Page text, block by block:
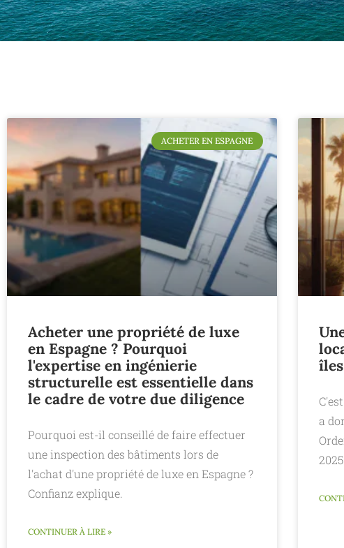
ACHETER EN ESPAGNE
Acheter une propriété de luxe
en Espagne ? Pourquoi
l'expertise en ingénierie
structurelle est essentielle dans
le cadre de votre due diligence
Pourquoi est-il conseillé de faire effectuer
une inspection des bâtiments lors de
l'achat d'une propriété de luxe en Espagne ?
Confianz explique.
CONTINUER À LIRE »
a
2025.